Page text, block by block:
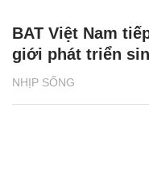
NHỊP SỐNG
BAT Việt Nam
giới phát triển